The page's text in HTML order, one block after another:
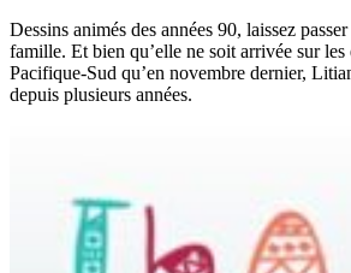
Dessins animés des années 90, laissez
famille. Et bien qu’elle ne soit arrivée sur
Pacifique-Sud qu’en novembre dernier,
depuis plusieurs années.